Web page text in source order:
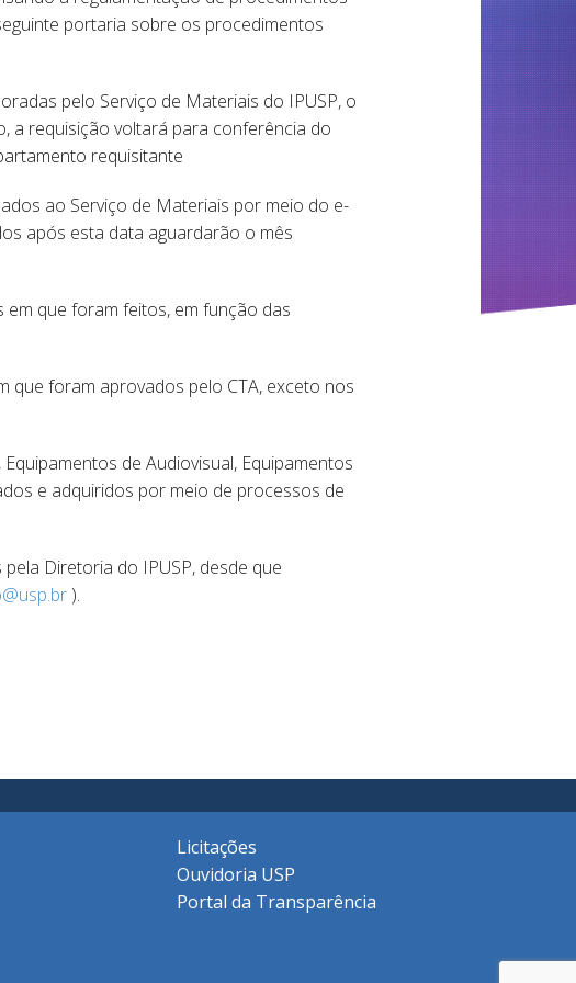
portaria sobre os procedimentos
pelo Serviço de Materiais do IPUSP, o
a requisição voltará para conferência do
requisitante
ao Serviço de Materiais por meio do e-
após esta data aguardarão o mês
em que foram feitos, em função das
que foram aprovados pelo CTA, exceto nos
de Audiovisual, Equipamentos
e adquiridos por meio de processos de
Diretoria do IPUSP, desde que
).
Licitações
Ouvidoria USP
Portal da Transparência